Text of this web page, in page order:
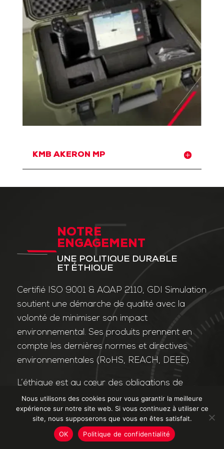
KMB AKERON MP
NOTRE
ENGAGEMENT
UNE POLITIQUE DURABLE
ET ÉTHIQUE
Certifié ISO 9001 & AQAP 2110, GDI Simulation
soutient une démarche de qualité avec la
volonté de minimiser son impact
environnemental. Ses produits prennent en
compte les dernières normes et directives
environnementales (RoHS, REACH, DEEE).
L’éthique est au cœur des obligations de
l’entreprise et de ses valeurs. Nos affaires
sont conduites dans le strict respect des
différentes lois applicables dans le domaine
de la lutte contre la corruption et le trafic
Nous utilisons des cookies pour vous garantir la meilleure
expérience sur notre site web. Si vous continuez à utiliser ce
site, nous supposerons que vous en êtes satisfait.
OK
Politique de confidentialité